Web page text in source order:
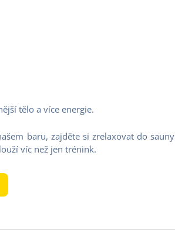
tělo a více energie.
baru, zajděte si zrelaxovat do sauny
víc než jen trénink.